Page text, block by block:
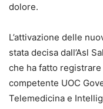
dolore.
L’attivazione delle
stata decisa dall’Asl
che ha fatto
competente UOC
Telemedicina e